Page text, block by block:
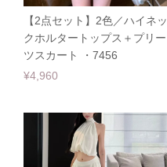
【2点セット】2色／ハイネッ
クホルタートップス＋プリー
ツスカート ・7456
¥4,960